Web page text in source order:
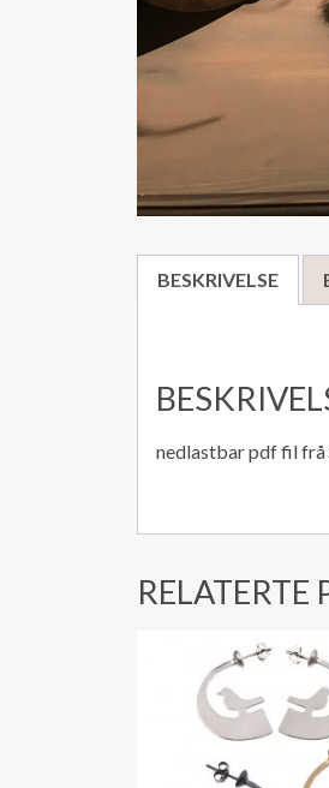
BESKRIVELSE
nedlastbar pdf fil
RELATERTE